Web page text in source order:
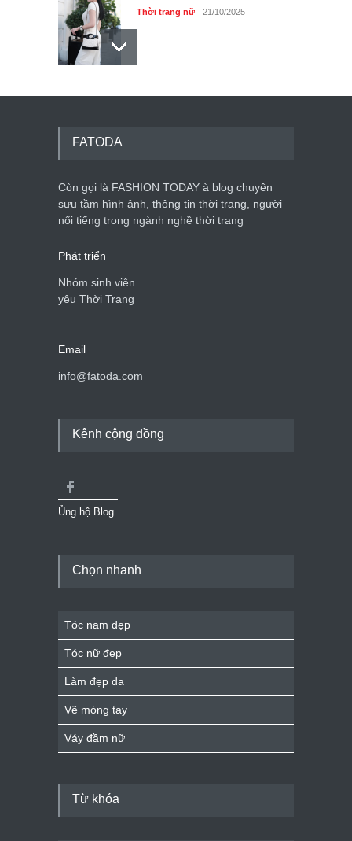
Thời trang nữ 21/10/2025
Mẫu áo khoác đẹp cho phụ
Chiếc áo dài cưới của Hoa
hậu Đỗ Hà ?
Thời trang nữ 21/10/2025
FATODA
Còn gọi là FASHION TODAY à blog chuyên
sưu tầm hình ảnh, thông tin thời trang, người
nổi tiếng trong ngành nghề thời trang
Phát triển
Nhóm sinh viên
yêu Thời Trang
Email
info@fatoda.com
Kênh cộng đồng
Ủng hộ Blog
Chọn nhanh
Tóc nam đẹp
Tóc nữ đẹp
Làm đẹp da
Vẽ móng tay
Váy đầm nữ
Từ khóa